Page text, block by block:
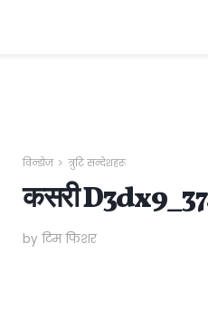
विन्डोज त्रुटि सन्देशहरू
कसरी
by टिम फिशर